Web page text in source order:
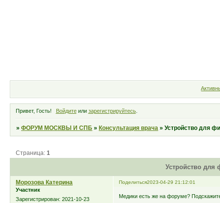
Привет, Гость! Войдитеили зарегистрируйтесь.
»ФОРУМ МОСКВЫ И СПБ »Консультация врача »Устройство для
Устройство для
Страница:1
Поделиться2023-04-29 21:12:01
Морозова Катерина
Участник
Зарегистрирован: 2021-10-23
Медики есть же на форуме?